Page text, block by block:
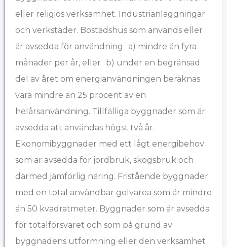
eller religiös verksamhet. Industrianläggningar
och verkstäder. Bostadshus som används eller
är avsedda för användning a) mindre än fyra
månader per år, eller b) under en begränsad
del av året om energianvändningen beräknas
vara mindre än 25 procent av en
helårsanvändning. Tillfälliga byggnader som är
avsedda att användas högst två år.
Ekonomibyggnader med ett lågt energibehov
som är avsedda för jordbruk, skogsbruk och
därmed jämförlig näring. Fristående byggnader
med en total användbar golvarea som är mindre
än 50 kvadratmeter. Byggnader som är avsedda
för totalförsvaret och som på grund av
byggnadens utformning eller den verksamhet